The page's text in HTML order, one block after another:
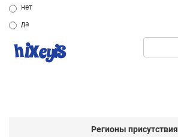
нет
да
Регионы присутствия